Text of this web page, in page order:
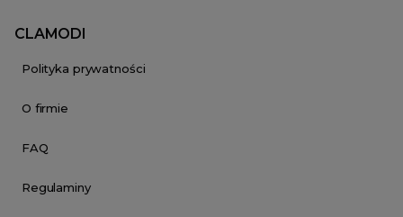
CLAMODI
Polityka prywatności
O firmie
FAQ
Regulaminy